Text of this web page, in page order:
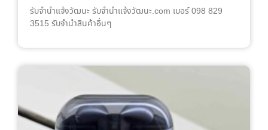
รับจํานําแจ้งวัฒนะ รับจํานําแจ้งวัฒนะ.com เบอร์ 098 829
3515 รับจำนำสินค้าอื่นๆ